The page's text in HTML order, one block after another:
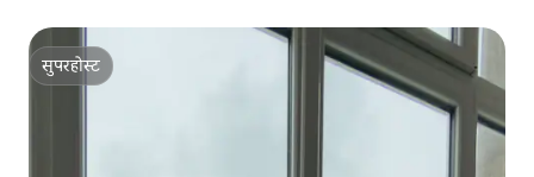
सुपरहोस्ट
सुपरहोस्ट